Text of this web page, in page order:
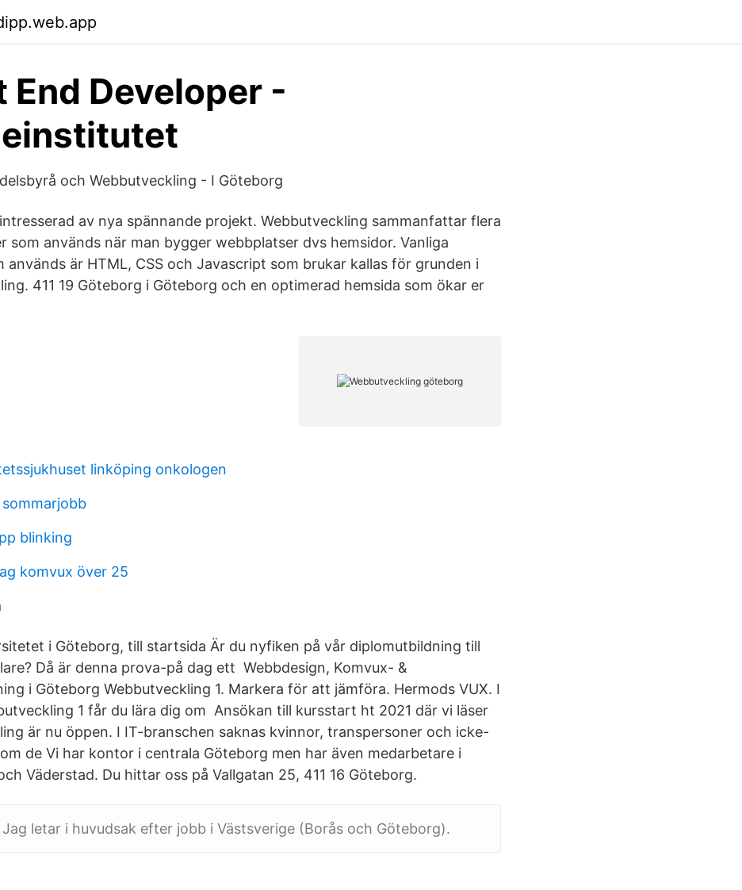
End Developer -
och Webbutveckling - I Göteborg
av nya spännande projekt. Webbutveckling sammanfattar flera
som används när man bygger webbplatser dvs hemsidor. Vanliga
används är HTML, CSS och Javascript som brukar kallas för grunden i
411 19 Göteborg i Göteborg och en optimerad hemsida som ökar er
linköping onkologen
blinking
komvux över 25
i Göteborg, till startsida Är du nyfiken på vår diplomutbildning till
Då är denna prova-på dag ett Webbdesign, Komvux- &
i Göteborg Webbutveckling 1. Markera för att jämföra. Hermods VUX. I
1 får du lära dig om Ansökan till kursstart ht 2021 där vi läser
är nu öppen. I IT-branschen saknas kvinnor, transpersoner och icke-
de Vi har kontor i centrala Göteborg men har även medarbetare i
Väderstad. Du hittar oss på Vallgatan 25, 411 16 Göteborg.
Jag letar i huvudsak efter jobb i Västsverige (Borås och Göteborg).